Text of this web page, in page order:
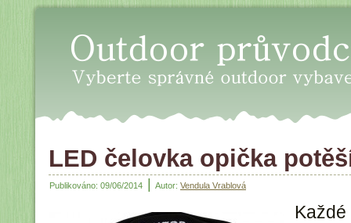
LED čelovka opička
Publikováno: 09/06/2014 Autor: Vendula Vrablová